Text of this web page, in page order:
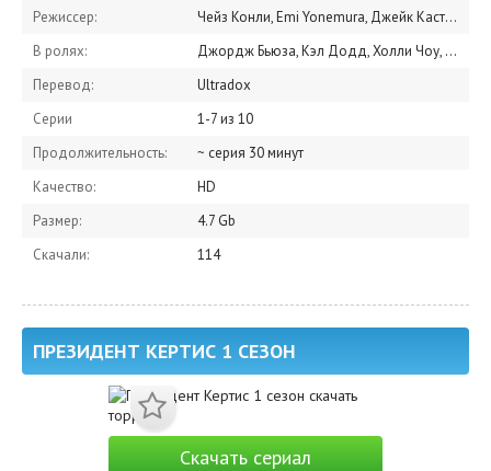
Режиссер:
Чейз Конли, Emi Yonemura, Джейк Касторена
В ролях:
Джордж Бьюза, Кэл Додд, Холли Чоу, Рэй Чейз, Дженнифер Хейл, Ленор Занн, Мэттью Уотерсон, Элисон Сили-Смит, Джон Пол Карлиак, Росс Маркванд
Перевод:
Ultradox
Серии
1-7 из 10
Продолжительность:
~ серия 30 минут
Качество:
HD
Размер:
4.7 Gb
Скачали:
114
ПРЕЗИДЕНТ КЕРТИС 1 СЕЗОН
Скачать сериал